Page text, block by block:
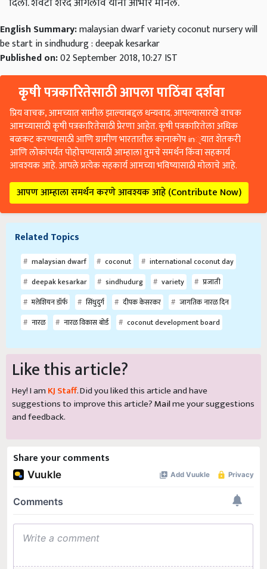
English Summary:malaysian dwarf variety coconut nursery will
be start in sindhudurg : deepak kesarkar
Published on:02 September 2018, 10:27 IST
कृषी पत्रकारितेसाठी आपला पाठिंबा दर्शवा
प्रिय वाचक, आमच्यात सामील झाल्याबद्दल धन्यवाद. आपल्यासारखे वाचक
आमच्यासाठी कृषी पत्रकारितेसाठी प्रेरणा आहेत. कृषी पत्रकारितेला अधिक
बळकट करण्यासाठी आणि ग्रामीण भारतातील कानाकोप in्यात शेतकरी
आणि लोकांपर्यंत पोहोचण्यासाठी आम्हाला तुमचे समर्थन किंवा सहकार्य
आवश्यक आहे. आपले प्रत्येक सहकार्य आमच्या भविष्यासाठी मोलाचे आहे.
आपण आम्हाला समर्थन करणे आवश्यक आहे (Contribute Now)
Related Topics
malaysian dwarf coconut
international coconut day
deepak kesarkar
sindhudurg variety
प्रजाती
मलेशियन डॉर्फ
सिंधुदुर्ग दीपक केसरकर
जागतिक नारळ दिन
नारळ
नारळ विकास बोर्ड coconut development board
Like this article?
Hey! I am KJ Staff. Did you liked this article and have
suggestions to improve this article?Mailme your suggestions
and feedback.
Share your comments